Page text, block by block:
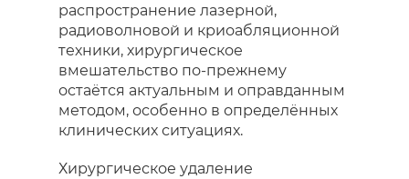
распространение лазерной,
радиоволновой и криоабляционной
техники, хирургическое
вмешательство по-прежнему
остаётся актуальным и оправданным
методом, особенно в определённых
клинических ситуациях.
Хирургическое удаление